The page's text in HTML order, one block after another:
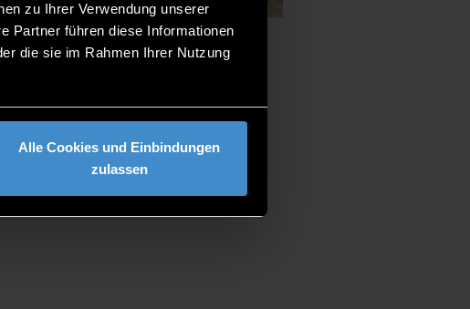
zu Ihrer Verwendung unserer
Partner führen diese Informationen
die sie im Rahmen Ihrer Nutzung
Alle Cookies und Einbindungen
zulassen